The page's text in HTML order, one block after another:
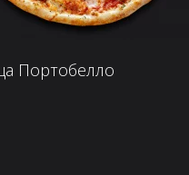
Портобелло